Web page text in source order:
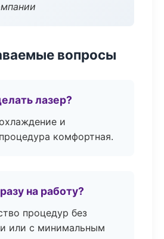
вопросы
лазер?
и
комфортная.
на работу?
процедур без
или с минимальным